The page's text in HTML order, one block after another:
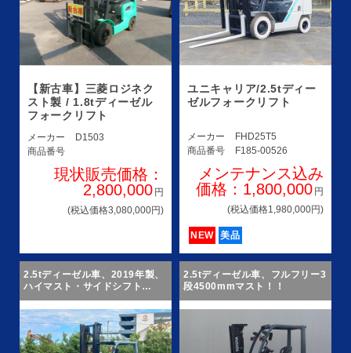
【新古車】三菱ロジネク
スト製 / 1.8tディーゼル
フォークリフト
メーカー
D1503
商品番号
現状販売価格：
2,800,000 円
(税込価格3,080,000円)
ユニキャリア/2.5tディー
ゼルフォークリフト
メーカー
FHD25T5
商品番号
F185-00526
メンテナンス込み
価格：1,800,000 円
(税込価格1,980,000円)
NEW 美品
2.5tディーゼル車、2019年製、
ハイマスト・サイドシフト
2.5tディーゼル車、フルフリー3
段4500mmマスト！！